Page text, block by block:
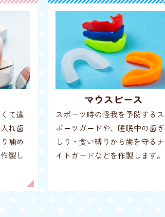
て違
れ歯
噛め
製し
マウスピース
スポーツ時の怪我を予防するス
ポーツガードや、睡眠中の歯ぎ
しり・食い縛りから歯を守るナ
イトガードなどを作製します。